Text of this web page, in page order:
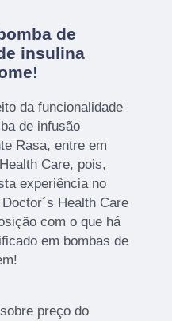
de
insulina
da funcionalidade
de infusão
Rasa, entre em
Care, pois,
experiência no
Health Care
com o que há
em bombas de
preço do